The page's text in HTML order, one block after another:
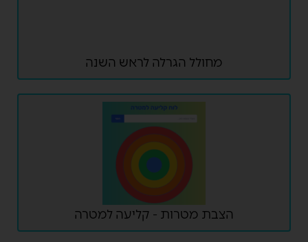
מחולל הגרלה לראש השנה
הצבת מטרות - קליעה למטרה